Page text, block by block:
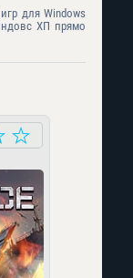
для Windows
ХП прямо